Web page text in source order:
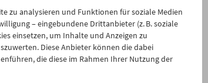
iCalender
Programmheft-PDF
English language or subtitles
zu analysieren und Funktionen für soziale Medien
– eingebundene Drittanbieter (z. B. soziale
einsetzen, um Inhalte und Anzeigen zu
Diese Anbieter können die dabei
die diese im Rahmen Ihrer Nutzung der